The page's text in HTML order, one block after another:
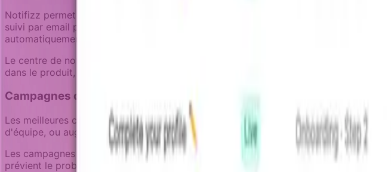
Notifizz permet aux équipes de concevoir des stratégies de canal qui peuvent
suivi par email pour les utilisateurs qui ne s'engagent pas. La clé est de faire ces
automatiquement.
Le centre de notification in-app devient particulièrement précieux pour la rétention
dans le produit, créant un pont de retour vers l'utilisation active.
Campagnes de rétention orientées objectifs
Les meilleures campagnes de rétention savent quand s'arrêter. Quand un
d'équipe, ou augmenter leur utilisation - la campagne devrait se terminer
Les campagnes Notifizz incluent une logique d'objectif qui retire les utilisateurs de
prévient le problème commun de recevoir des emails "Vous nous manquez" juste